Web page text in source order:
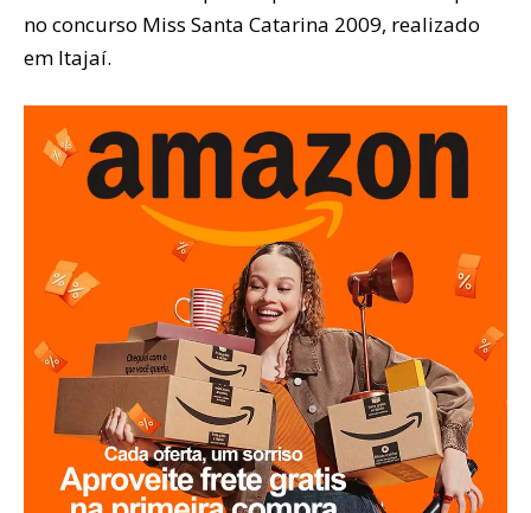
no concurso Miss Santa Catarina 2009, realizado
em Itajaí.